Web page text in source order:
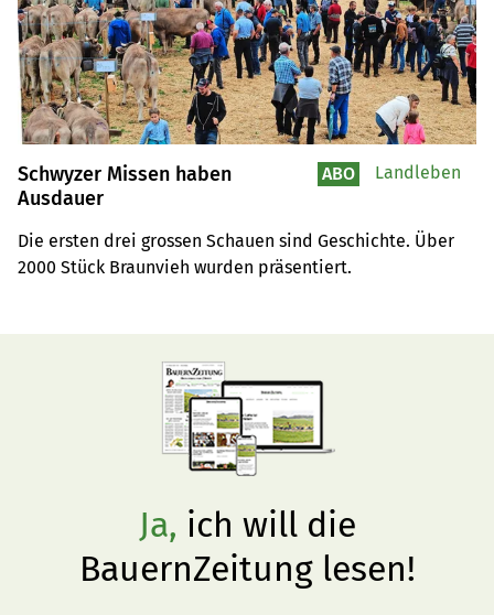
Schwyzer Missen haben
Ausdauer
Die ersten drei grossen Schauen sind Geschichte. Über
2000 Stück Braunvieh wurden präsentiert.
ABO Landleben
Ja, ich will die
BauernZeitung lesen!